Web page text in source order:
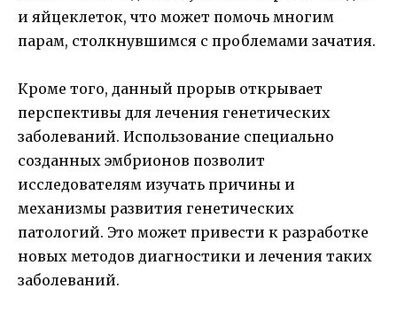
и яйцеклеток, что может помочь многим
парам, столкнувшимся с проблемами зачатия.
Кроме того, данный прорыв открывает
перспективы для лечения генетических
заболеваний. Использование специально
созданных эмбрионов позволит
исследователям изучать причины и
механизмы развития генетических
патологий. Это может привести к разработке
новых методов диагностики и лечения таких
заболеваний.